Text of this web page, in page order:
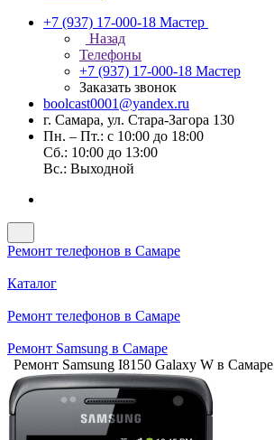
+7 (937) 17-000-18 Мастер
Назад
Телефоны
+7 (937) 17-000-18 Мастер
Заказать звонок
boolcast0001@yandex.ru
г. Самара, ул. Стара-Загора 130
Пн. – Пт.: с 10:00 до 18:00
Сб.: 10:00 до 13:00
Вс.: Выходной
Ремонт телефонов в Самаре
Каталог
Ремонт телефонов в Самаре
Ремонт Samsung в Самаре
Ремонт Samsung I8150 Galaxy W в Самаре